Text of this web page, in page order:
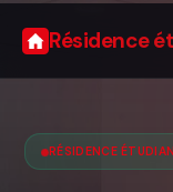
Résidence
RÉSIDENCE